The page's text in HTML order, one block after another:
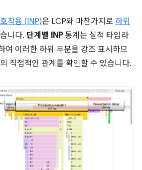
작용 (INP)은 LCP와 마찬가지로 하위
니다. 단계별 INP통계는 실적 타임라
여 이러한 하위 부분을 강조 표시하므
직접적인 관계를 확인할 수 있습니다.